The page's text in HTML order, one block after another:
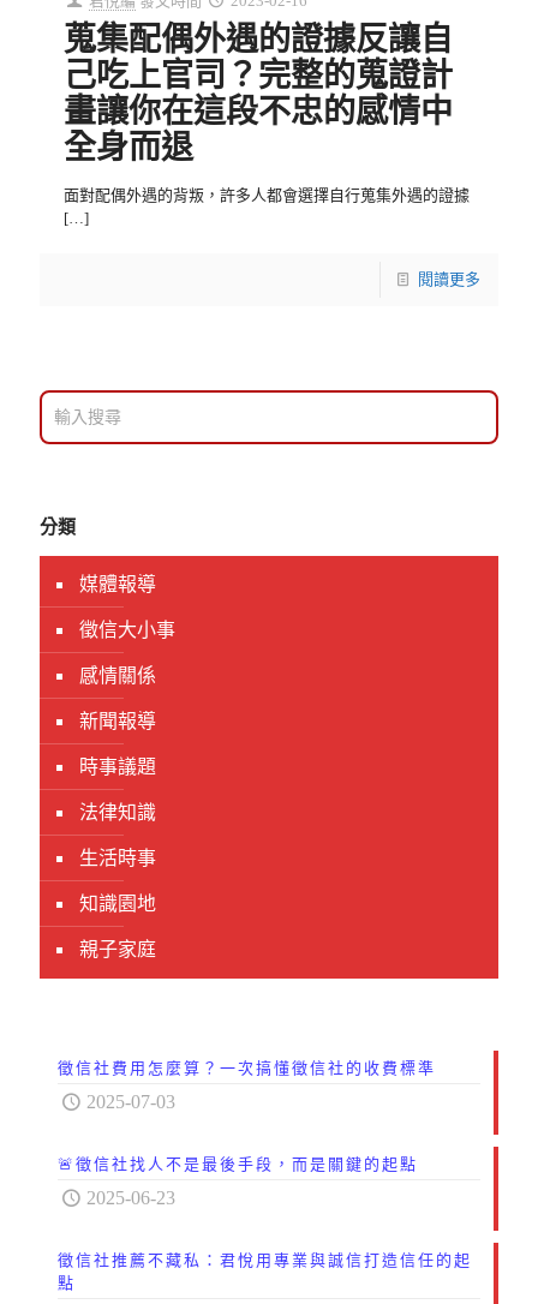
蒐集配偶外遇的證據反讓自
己吃上官司？完整的蒐證計
畫讓你在這段不忠的感情中
全身而退
面對配偶外遇的背叛，許多人都會選擇自行蒐集外遇的證據
[…]
閱讀更多
分類
媒體報導
徵信大小事
感情關係
新聞報導
時事議題
法律知識
生活時事
知識園地
親子家庭
徵信社費用怎麼算？一次搞懂徵信社的收費標準
2025-07-03
🚨徵信社找人不是最後手段，而是關鍵的起點
2025-06-23
徵信社推薦不藏私：君悅用專業與誠信打造信任的起
點